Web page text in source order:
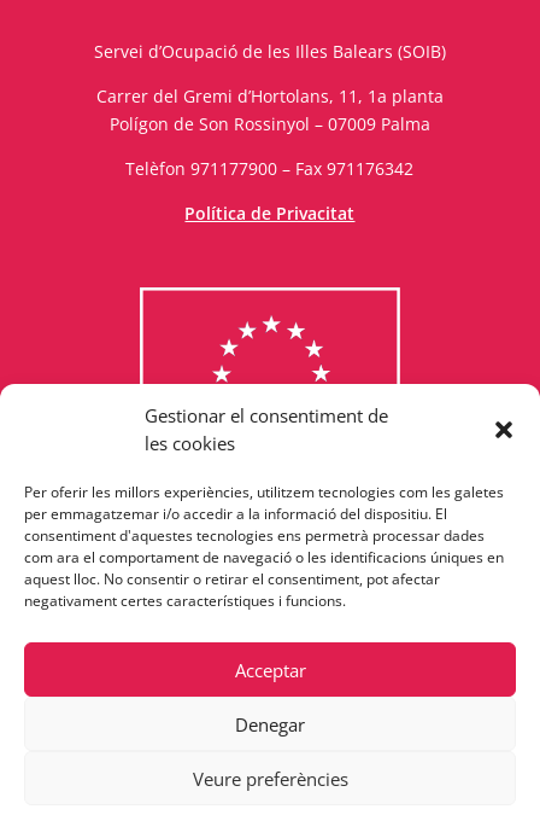
Gestionar el consentiment de
les cookies
Per oferir les millors experiències, utilitzem tecnologies com les galetes
per emmagatzemar i/o accedir a la informació del dispositiu. El
consentiment d'aquestes tecnologies ens permetrà processar dades
com ara el comportament de navegació o les identificacions úniques en
aquest lloc. No consentir o retirar el consentiment, pot afectar
negativament certes característiques i funcions.
Acceptar
Denegar
Veure preferències
Consulta els programes
finançats per la Unió Europea
Servei d’Ocupació de les Illes Balears (SOIB)
Carrer del Gremi d’Hortolans, 11, 1a planta
Polígon de Son Rossinyol – 07009 Palma
Telèfon 971177900 – Fax 971176342
Política de Privacitat